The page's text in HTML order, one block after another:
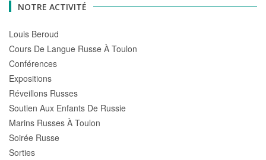
NOTRE ACTIVITÉ
Louis Beroud
Cours De Langue Russe À Toulon
Conférences
Expositions
Réveillons Russes
Soutien Aux Enfants De Russie
Marins Russes À Toulon
Soirée Russe
Sorties